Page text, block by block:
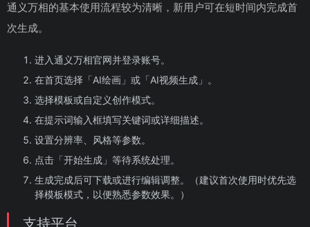
通义万相的基本使用流程较为清晰，新用户可在短时间内完成首
次生成。
进入通义万相官网并登录账号。
在首页选择「AI绘画」或「AI视频生成」。
选择模板或自定义创作模式。
在提示词输入框填写关键词或详细描述。
设置分辨率、风格等参数。
点击「开始生成」等待系统处理。
生成完成后可下载或进行编辑调整。（建议首次使用时优先选
择模板模式，以便熟悉参数效果。）